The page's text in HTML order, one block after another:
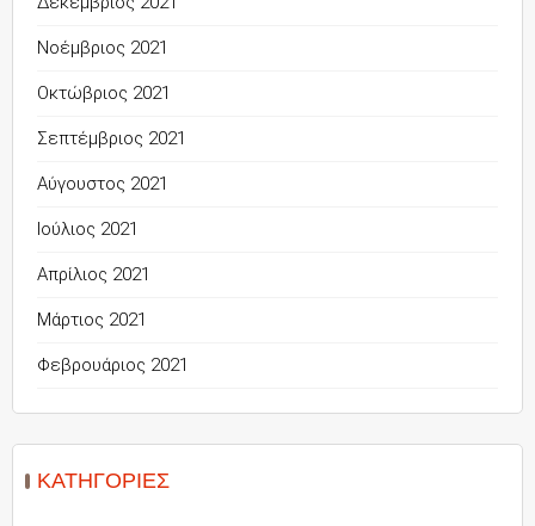
Νοέμβριος 2021
Οκτώβριος 2021
Σεπτέμβριος 2021
Αύγουστος 2021
Ιούλιος 2021
Απρίλιος 2021
Μάρτιος 2021
Φεβρουάριος 2021
KΑΤΗΓΟΡΊΕΣ